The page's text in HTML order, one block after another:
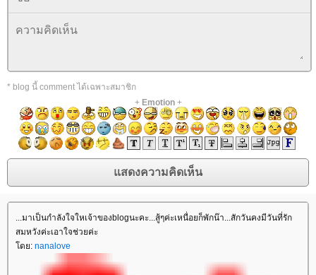
* blog นี้ comment ได้เฉพาะสมาชิก
+ Emotion+
...มาเป็นกำลังใจใหเจ้าของblogนะคะ...สู้ๆค่ะเหนื่อยก็พักน๊า...สักวันคงมีวันที่รัก
สมหวังค่ะเอาใจช่วยค่ะ
ดย: nanalove